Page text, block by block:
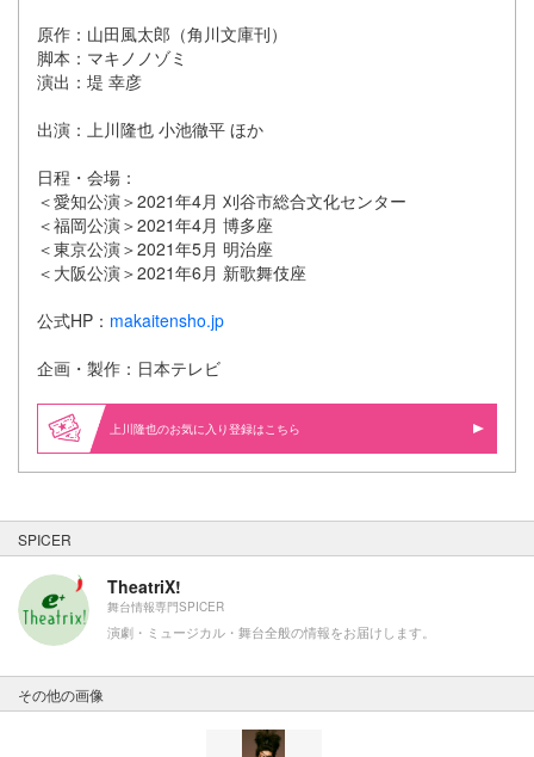
原作：山田風太郎（角川文庫刊）
脚本：マキノノゾミ
演出：堤 幸彦
出演：上川隆也 小池徹平 ほか
日程・会場：
＜愛知公演＞2021年4月 刈谷市総合文化センター
＜福岡公演＞2021年4月 博多座
＜東京公演＞2021年5月 明治座
＜大阪公演＞2021年6月 新歌舞伎座
公式HP： makaitensho.jp
企画・製作：日本テレビ
上川隆也のお気に入り登録はこちら
SPICER
TheatriX!
舞台情報専門SPICER
演劇・ミュージカル・舞台全般の情報をお届けします。
その他の画像